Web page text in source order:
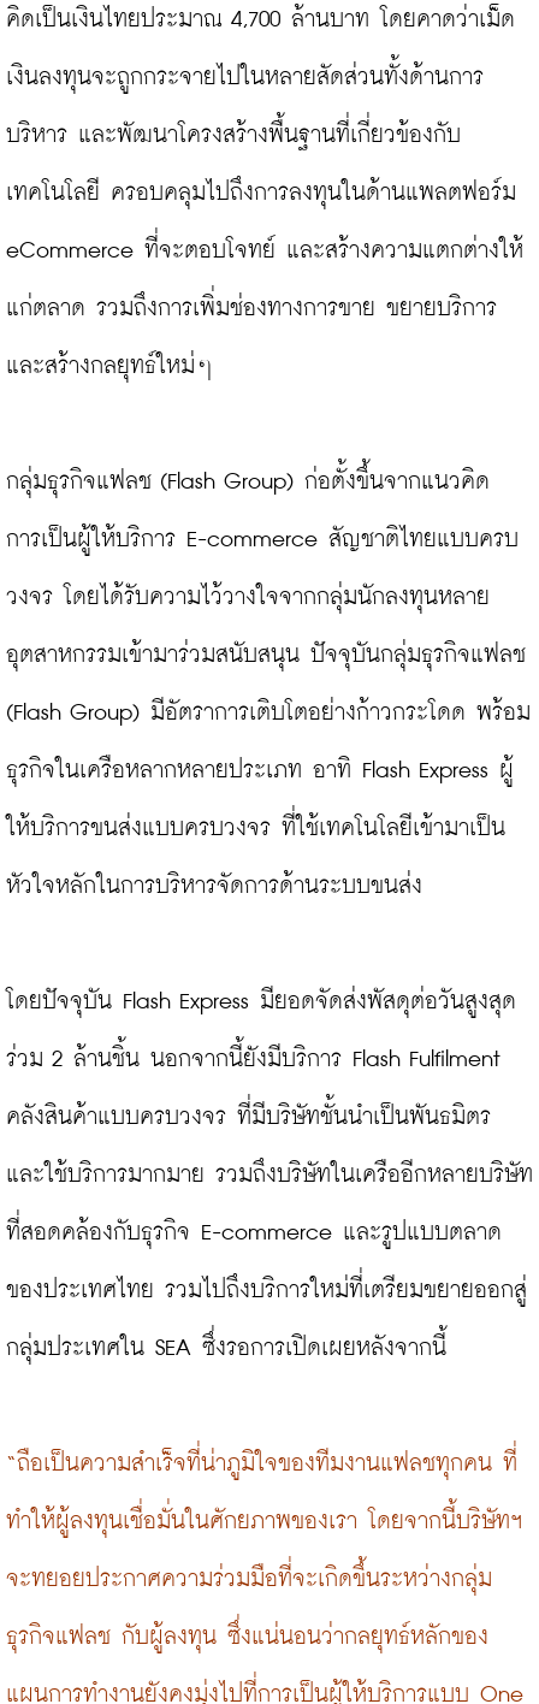
คิดเป็นเงินไทยประมาณ 4,700 ล้านบาท โดยคาดว่าเม็ด
เงินลงทุนจะถูกกระจายไปในหลายสัดส่วนทั้งด้านการ
บริหาร และพัฒนาโครงสร้างพื้นฐานที่เกี่ยวข้องกับ
เทคโนโลยี ครอบคลุมไปถึงการลงทุนในด้านแพลตฟอร์ม
eCommerce ที่จะตอบโจทย์ และสร้างความแตกต่างให้
แก่ตลาด รวมถึงการเพิ่มช่องทางการขาย ขยายบริการ
และสร้างกลยุทธ์ใหม่ๆ
กลุ่มธุรกิจแฟลช (Flash Group) ก่อตั้งขึ้นจากแนวคิด
การเป็นผู้ให้บริการ E-commerce สัญชาติไทยแบบครบ
วงจร โดยได้รับความไว้วางใจจากกลุ่มนักลงทุนหลาย
อุตสาหกรรมเข้ามาร่วมสนับสนุน ปัจจุบันกลุ่มธุรกิจแฟลช
(Flash Group) มีอัตราการเติบโตอย่างก้าวกระโดด พร้อม
ธุรกิจในเครือหลากหลายประเภท อาทิ Flash Express ผู้
ให้บริการขนส่งแบบครบวงจร ที่ใช้เทคโนโลยีเข้ามาเป็น
หัวใจหลักในการบริหารจัดการด้านระบบขนส่ง
โดยปัจจุบัน Flash Express มียอดจัดส่งพัสดุต่อวันสูงสุด
ร่วม 2 ล้านชิ้น นอกจากนี้ยังมีบริการ Flash Fulfilment
คลังสินค้าแบบครบวงจร ที่มีบริษัทชั้นนำเป็นพันธมิตร
และใช้บริการมากมาย รวมถึงบริษัทในเครืออีกหลายบริษัท
ที่สอดคล้องกับธุรกิจ E-commerce และรูปแบบตลาด
ของประเทศไทย รวมไปถึงบริการใหม่ที่เตรียมขยายออกสู่
กลุ่มประเทศใน SEA ซึ่งรอการเปิดเผยหลังจากนี้
“ถือเป็นความสำเร็จที่น่าภูมิใจของทีมงานแฟลชทุกคน ที่
ทำให้ผู้ลงทุนเชื่อมั่นในศักยภาพของเรา โดยจากนี้บริษัทฯ
จะทยอยประกาศความร่วมมือที่จะเกิดขึ้นระหว่างกลุ่ม
ธุรกิจแฟลช กับผู้ลงทุน ซึ่งแน่นอนว่ากลยุทธ์หลักของ
แผนการทำงานยังคงมุ่งไปที่การเป็นผู้ให้บริการแบบ One